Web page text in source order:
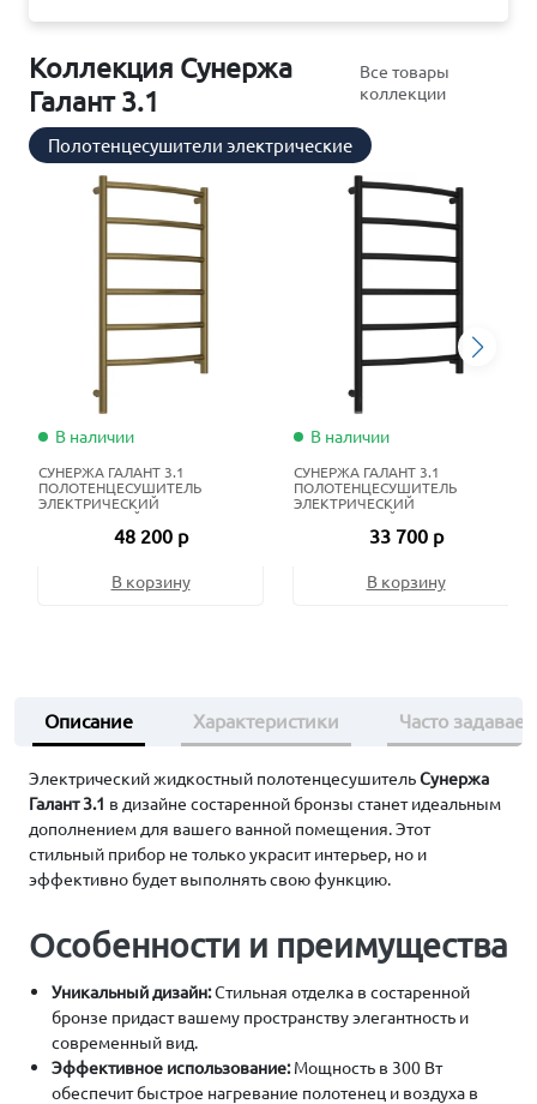
Коллекция Сунержа
Галант 3.1
Все товары
коллекции
Полотенцесушители электрические
В наличии
СУНЕРЖА ГАЛАНТ 3.1
ПОЛОТЕНЦЕСУШИТЕЛЬ
ЭЛЕКТРИЧЕСКИЙ
ЖИДКОСТНЫЙ 80Х50 СМ
СОСТАРЕННАЯ БРОНЗА
48 200 р
В корзину
В наличии
СУНЕРЖА ГАЛАНТ 3.1
ПОЛОТЕНЦЕСУШИТЕЛЬ
ЭЛЕКТРИЧЕСКИЙ
ЖИДКОСТНЫЙ 80Х50 СМ
МАТОВЫЙ ЧЁРНЫЙ
33 700 р
В корзину
Описание Характеристики Часто
Электрический жидкостный полотенцесушительСунержа
Галант 3.1 в дизайне состаренной бронзы станет идеальным
дополнением для вашего ванной помещения. Этот
стильный прибор не только украсит интерьер, но и
эффективно будет выполнять свою функцию.
Особенности и преимущества
Уникальный дизайн:Стильная отделка в состаренной
бронзе придаст вашему пространству элегантность и
современный вид.
Эффективное использование:Мощность в 300 Вт
обеспечит быстрое нагревание полотенец и воздуха в